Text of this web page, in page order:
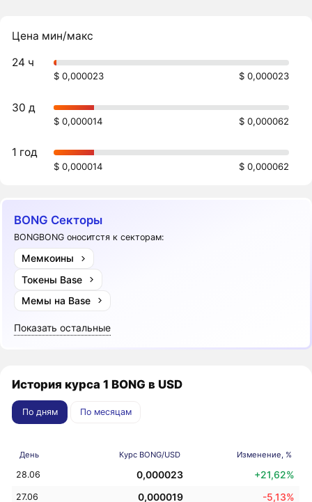
Цена мин/макс
24 ч
$ 0,000023 $ 0,000023
30 д
$ 0,000014 $ 0,000062
1 год
$ 0,000014 $ 0,000062
BONG Секторы
BONGBONG оноситстя к секторам:
Мемкоины
Токены Base
Мемы на Base
Показать остальные
История курса 1 BONG в USD
По дням По месяцам
День Курс BONG/USD Изменение, %
28.06 0,000023 +21,62%
27.06 0,000019 -5,13%